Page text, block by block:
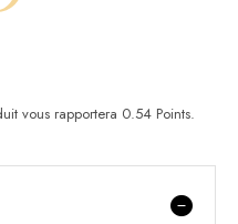
vous rapportera 0.54 Points.